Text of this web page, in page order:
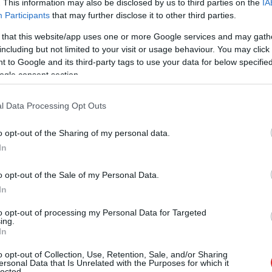
This information may also be disclosed by us to third parties on the
Participants that may further disclose it to other third parties.
that this website/app uses one or more Google services and may
but not limited to your visit or usage behaviour. You may
to Google and its third-party tags to use your data for below
consent section.
Data Processing Opt Outs
opt-out of the Sharing of my personal data.
opt-out of the Sale of my Personal Data.
opt-out of processing my Personal Data for Targeted
opt-out of Collection, Use, Retention, Sale, and/or Sharing
Data that Is Unrelated with the Purposes for which it
Krievijā pazīstamais blogeris Iļja Varlamovs,
miljonu auditorija, sagatavojis filmu par
Kremļa propagandas klišejas, bet arī
neatbilst patiesībai.
Bauskas
nošauto suņu
tiesā nespēj
operatora “Digitours”
klienti nonākuši